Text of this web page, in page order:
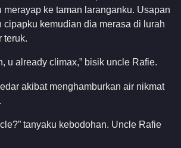
merayap ke taman laranganku. Usapan
cipapku kemudian dia merasa di lurah
teruk.
u already climax,” bisik uncle Rafie.
akibat menghamburkan air nikmat
tanyaku kebodohan. Uncle Rafie